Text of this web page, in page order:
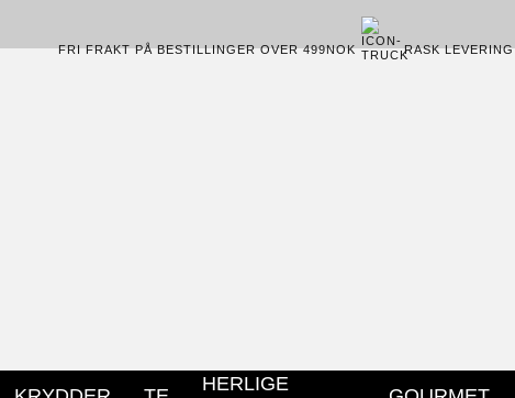
FRI FRAKT PÅ BESTILLINGER OVER 499NOK RASK LEVERING
HERLIGE